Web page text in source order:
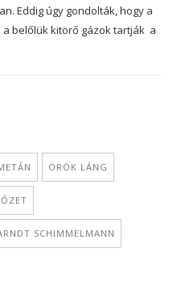
Eddig úgy gondolták, hogy a
belőlük kitörő gázok tartják a
ÖRÖK LÁNG
SCHIMMELMANN